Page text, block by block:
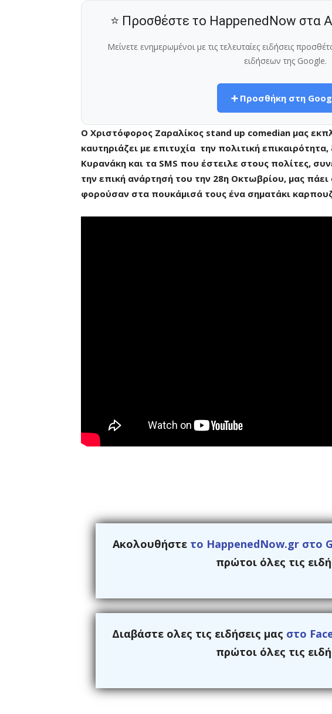
⭐ Προσθέστε το HappenedNow στα
Μείνετε ενημερωμένοι με τις τελευταίες ειδήσεις
ειδήσεων της Google.
➕ Προσθήκη στη
Ο Χριστόφορος Ζαραλίκος stand up comedian μας
καυτηριάζει με επιτυχία την πολιτική
Κυρανάκη και τα SMS που έστειλε στους πολίτες,
την επική ανάρτησή του την 28η Οκτωβρίου, μας
φορούσαν στα πουκάμισά τους ένα σηματάκι
Ακολουθήστε το HappenedNow.gr στο
πρώτοι όλες τις
Διαβάστε ολες τις ειδήσεις μας στο
πρώτοι όλες τις